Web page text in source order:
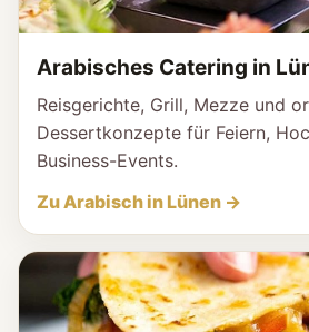
Arabisches Catering in
Reisgerichte, Grill, Mezze und
Dessertkonzepte für Feiern,
Business-Events.
Zu Arabisch in Lünen →